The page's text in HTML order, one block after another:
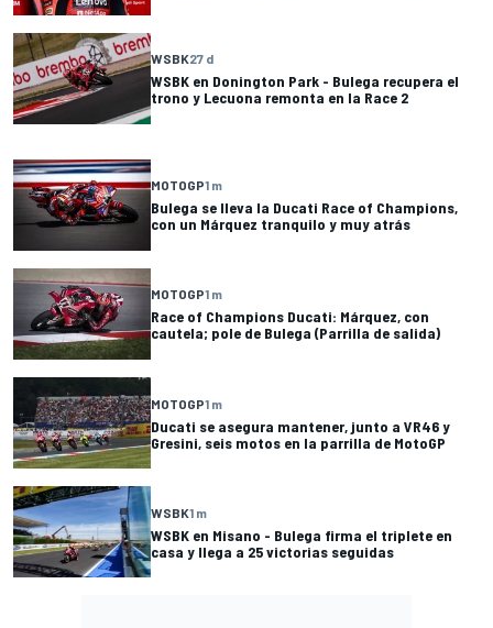
WSBK27 d
WSBK en Donington Park - Bulega recupera el
trono y Lecuona remonta en la Race 2
MOTOGP1 m
Bulega se lleva la Ducati Race of Champions,
con un Márquez tranquilo y muy atrás
MOTOGP1 m
Race of Champions Ducati: Márquez, con
cautela; pole de Bulega (Parrilla de salida)
MOTOGP1 m
Ducati se asegura mantener, junto a VR46 y
Gresini, seis motos en la parrilla de MotoGP
WSBK1 m
WSBK en Misano - Bulega firma el triplete en
casa y llega a 25 victorias seguidas